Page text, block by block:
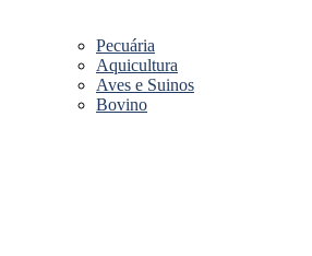
Pecuária
Aquicultura
Aves e Suinos
Bovino